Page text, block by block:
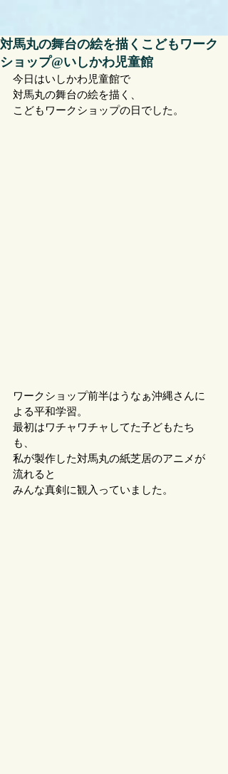
対馬丸の舞台の絵を描くこどもワーク
ショップ@いしかわ児童館
今日はいしかわ児童館で
対馬丸の舞台の絵を描く、
こどもワークショップの日でした。
ワークショップ前半はうなぁ沖縄さんに
よる平和学習。
最初はワチャワチャしてた子どもたち
も、
私が製作した対馬丸の紙芝居のアニメが
流れると
みんな真剣に観入っていました。